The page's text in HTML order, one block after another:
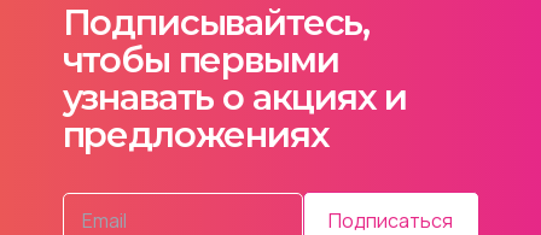
Подписывайтесь,
чтобы первыми
узнавать о акциях и
предложениях
Подписаться